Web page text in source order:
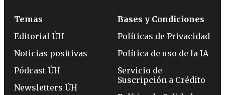
Temas
Editorial ÚH
Noticias positivas
Pódcast ÚH
Newsletters ÚH
Bases y Condiciones
Políticas de Privacidad
Política de uso de la IA
Servicio de
Suscripción a Crédito